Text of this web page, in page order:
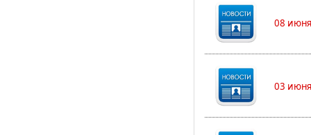
08
03